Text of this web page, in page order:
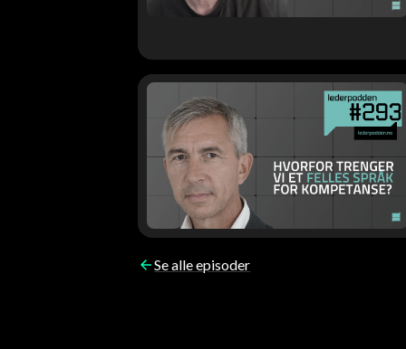
Se alle episoder